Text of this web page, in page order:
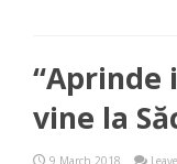
“Aprinde
vine la
9 March 2018